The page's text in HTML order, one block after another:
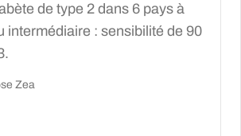
de type 2 dans 6 pays à
intermédiaire : sensibilité de 90
Zea